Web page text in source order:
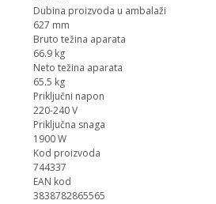
Dubina proizvoda u ambalaži
627 mm
Bruto težina aparata
66.9 kg
Neto težina aparata
65.5 kg
Priključni napon
220-240 V
Priključna snaga
1900 W
Kod proizvoda
744337
EAN kod
3838782865565